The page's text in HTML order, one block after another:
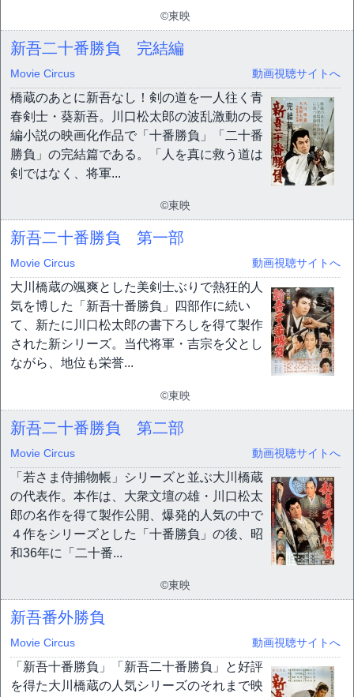
©東映
新吾二十番勝負 完結編
Movie Circus 動画視聴サイトへ
橋蔵のあとに新吾なし！剣の道を一人往く青
春剣士・葵新吾。川口松太郎の波乱激動の長
編小説の映画化作品で「十番勝負」「二十番
勝負」の完結篇である。「人を真に救う道は
剣ではなく、将軍...
©東映
新吾二十番勝負 第一部
Movie Circus 動画視聴サイトへ
大川橋蔵の颯爽とした美剣士ぶりで熱狂的人
気を博した「新吾十番勝負」四部作に続い
て、新たに川口松太郎の書下ろしを得て製作
された新シリーズ。当代将軍・吉宗を父とし
ながら、地位も栄誉...
©東映
新吾二十番勝負 第二部
Movie Circus 動画視聴サイトへ
「若さま侍捕物帳」シリーズと並ぶ大川橋蔵
の代表作。本作は、大衆文壇の雄・川口松太
郎の名作を得て製作公開、爆発的人気の中で
４作をシリーズとした「十番勝負」の後、昭
和36年に「二十番...
©東映
新吾番外勝負
Movie Circus 動画視聴サイトへ
「新吾十番勝負」「新吾二十番勝負」と好評
を得た大川橋蔵の人気シリーズのそれまで映